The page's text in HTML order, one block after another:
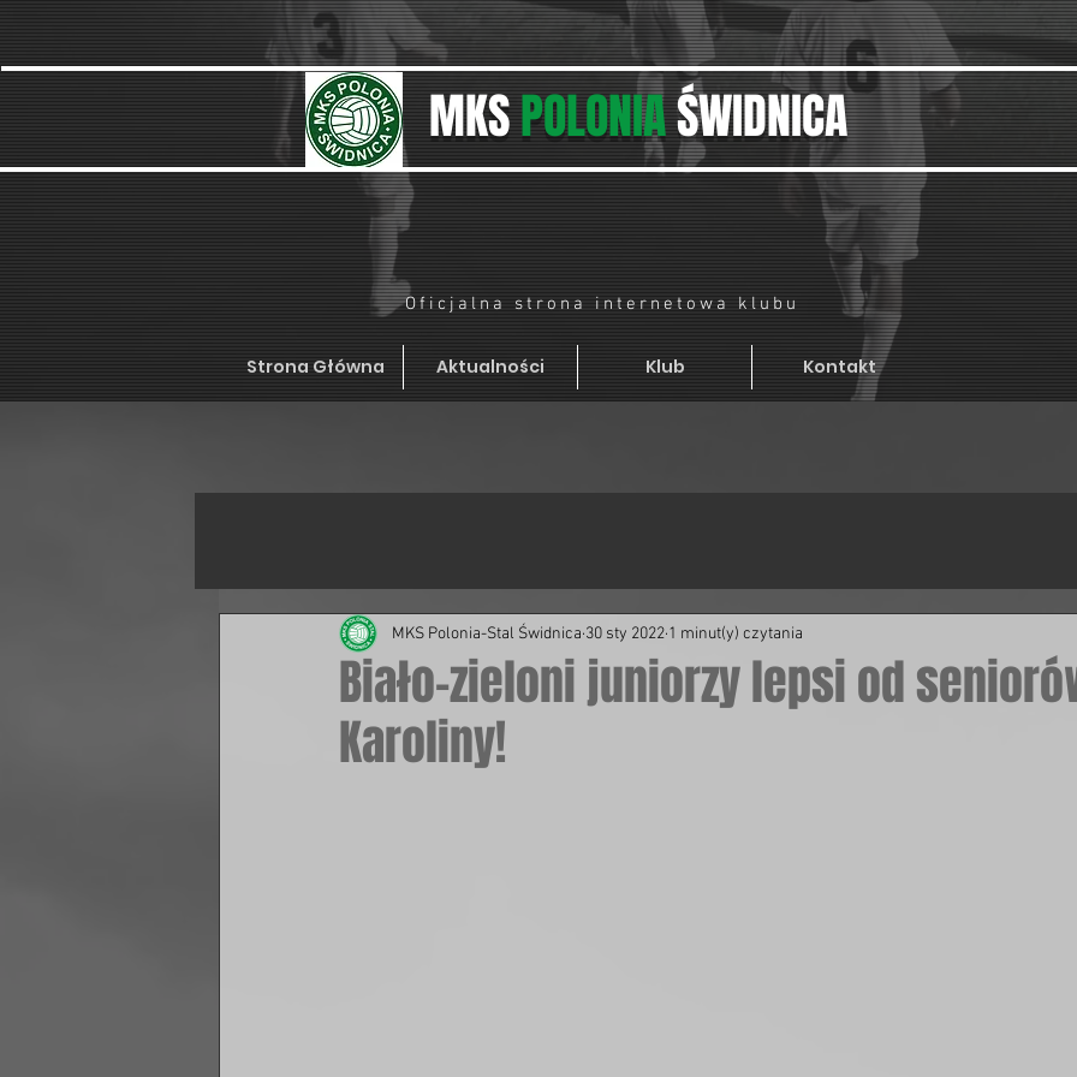
MKSPOLONIAŚWIDNICA
Oficjalna strona internetowa klubu
Strona Główna Aktualności Klub Kontakt
Biało-zieloni juniorzy lepsi od
Karoliny!
MKS Polonia-Stal Świdnica 30 sty 2022 1 minut(y) czytania